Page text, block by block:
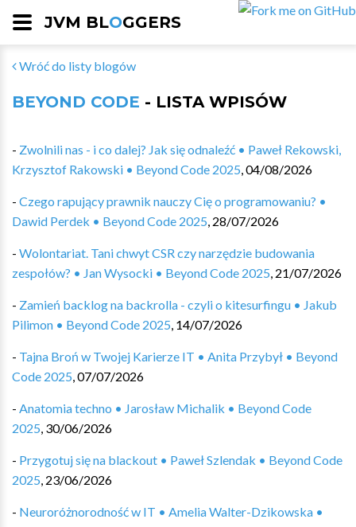
JVM BLOGGERS
Wróć do listy blogów
BEYOND CODE - LISTA WPISÓW
- Zwolnili nas - i co dalej? Jak się odnaleźć • Paweł Rekowski,
Krzysztof Rakowski • Beyond Code 2025,04/08/2026
- Czego rapujący prawnik nauczy Cię o programowaniu? •
Dawid Perdek • Beyond Code 2025, 28/07/2026
- Wolontariat. Tani chwyt CSR czy narzędzie budowania
zespołów? • Jan Wysocki • Beyond Code 2025, 21/07/2026
- Zamień backlog na backrolla - czyli o kitesurfingu • Jakub
Pilimon • Beyond Code 2025, 14/07/2026
- Tajna Broń w Twojej Karierze IT • Anita Przybył • Beyond
Code 2025,07/07/2026
- Anatomia techno • Jarosław Michalik • Beyond Code
2025, 30/06/2026
- Przygotuj się na blackout • Paweł Szlendak • Beyond Code
2025, 23/06/2026
- Neuroróżnorodność w IT • Amelia Walter-Dzikowska •